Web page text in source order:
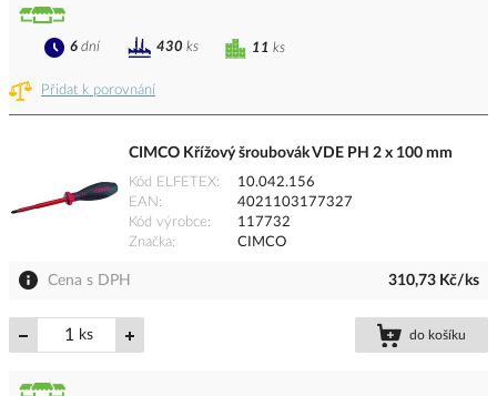
Přidat k porovnání
11 ks
6 dní 430 ks
CIMCO Křížový šroubovák VDE PH 2 x 100 mm
Kód ELFETEX
10.042.156
EAN
4021103177327
Kód výrobce
117732
Značka
CIMCO
Cena s DPH 310,73 Kč/ks
ks do košíku